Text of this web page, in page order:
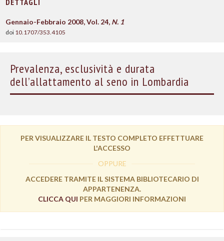
DETTAGLI
Gennaio-Febbraio 2008, Vol. 24, N. 1
doi 10.1707/353.4105
Prevalenza, esclusività e durata
dell’allattamento al seno in Lombardia
PER VISUALIZZARE IL TESTO COMPLETO EFFETTUARE
L'ACCESSO
OPPURE
ACCEDERE TRAMITE IL SISTEMA BIBLIOTECARIO DI
APPARTENENZA.
CLICCA QUI PER MAGGIORI INFORMAZIONI